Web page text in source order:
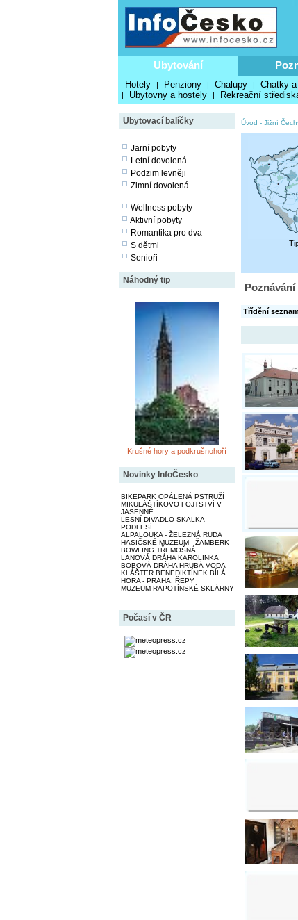
Ubytování
Hotely | Penziony | Chalupy | Chatky
| Ubytovny a hostely | Rekreační
Ubytovací balíčky
Jarní pobyty
Letní dovolená
Podzim levněji
Zimní dovolená
Wellness pobyty
Aktivní pobyty
Romantika pro dva
S dětmi
Senioři
Náhodný tip
Krušné hory a podkrušnohoří
Novinky InfoČesko
BIKEPARK OPÁLENÁ PSTRUŽÍ
MIKULÁŠTÍKOVO FOJTSTVÍ V
JASENNÉ
LESNÍ DIVADLO SKALKA -
PODLESÍ
ALPALOUKA - ŽELEZNÁ RUDA
HASIČSKÉ MUZEUM - ŽAMBERK
BOWLING TŘEMOŠNÁ
LANOVÁ DRÁHA KAROLINKA
BOBOVÁ DRÁHA HRUBÁ VODA
KLÁŠTER BENEDIKTÍNEK BÍLÁ
HORA - PRAHA, ŘEPY
MUZEUM RAPOTÍNSKÉ SKLÁRNY
Počasí v ČR
Úvod - Jižní
Třídění